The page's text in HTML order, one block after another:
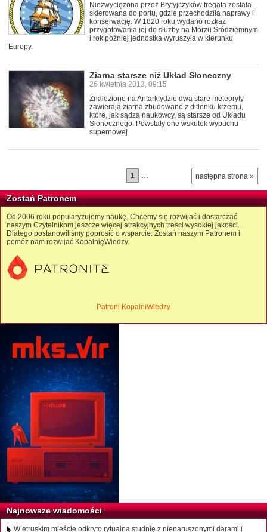
Niezwyciężona przez Brytyjczyków fregata została
skierowana do portu, gdzie przechodziła naprawy i
konserwację. W 1820 roku wydano rozkaz
przygotowania jej do służby na Morzu Śródziemnym
i rok później jednostka wyruszyła w kierunku
Europy.
Ziarna starsze niż Układ Słoneczny
26 kwietnia 2013, 09:15
Znalezione na Antarktydzie dwa stare meteoryty
zawierają ziarna zbudowane z ditlenku krzemu,
które, jak sądzą naukowcy, są starsze od Układu
Słonecznego. Powstały one wskutek wybuchu
supernowej
następna strona »
1 …
Zostań Patronem
Od 2006 roku popularyzujemy naukę. Chcemy się rozwijać i dostarczać
naszym Czytelnikom jeszcze więcej atrakcyjnych treści wysokiej jakości.
Dlatego postanowiliśmy poprosić o wsparcie. Zostań naszym Patronem i
pomóż nam rozwijać KopalnięWiedzy.
Patroni KopalniWiedzy
Najnowsze wiadomości
W etruskim mieście odkryto rytualną studnię z nienaruszonymi darami i